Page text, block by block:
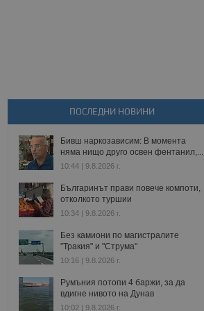
ПОСЛЕДНИ НОВИНИ
Бивш наркозависим: В момента
няма нищо друго освен фентанил,...
10:44 | 9.8.2026 г.
Българинът прави повече компоти,
отколкото туршии
10:34 | 9.8.2026 г.
Без камиони по магистралите
"Тракия" и "Струма"
10:16 | 9.8.2026 г.
Румъния потопи 4 баржи, за да
вдигне нивото на Дунав
10:02 | 9.8.2026 г.